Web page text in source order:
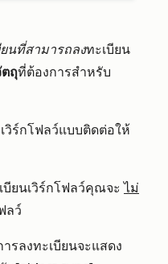
ยนที่สามารถลงทะเบียน
ตถุที่ต้องการสำหรับ
วิร์กโฟลว์แบบติดต่อให้
บียนเวิร์กโฟลว์คุณจะไม่
ลว์
รลงทะเบียนจะแสดง